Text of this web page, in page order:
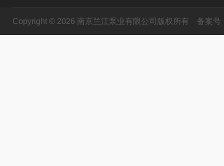
Copyright © 2026 南京兰江泵业有限公司版权所有 备案号